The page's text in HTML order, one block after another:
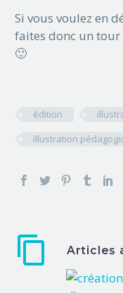
Si vous voulez en
faites donc un
🙂
édition
illustration
Articles